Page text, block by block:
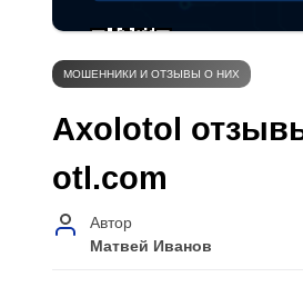
МОШЕННИКИ И ОТЗЫВЫ О НИХ
Axolotol
otl.com
Автор
Матвей Иванов